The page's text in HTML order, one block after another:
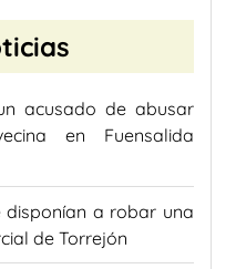
acusado de abusar
en Fuensalida
disponían a robar una
de Torrejón